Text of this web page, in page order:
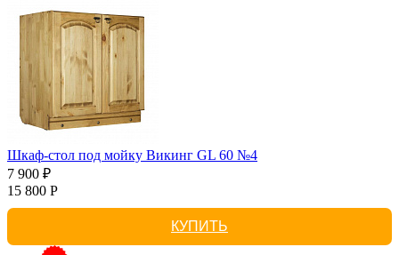
Шкаф-стол под мойку Викинг GL 60 №4
7 900 ₽
15 800 Р
КУПИТЬ